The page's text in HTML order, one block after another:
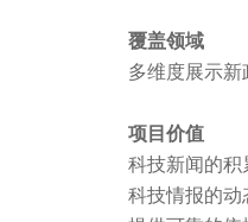
覆盖领域
多维度展示新
项目价值
科技新闻的积
科技情报的动